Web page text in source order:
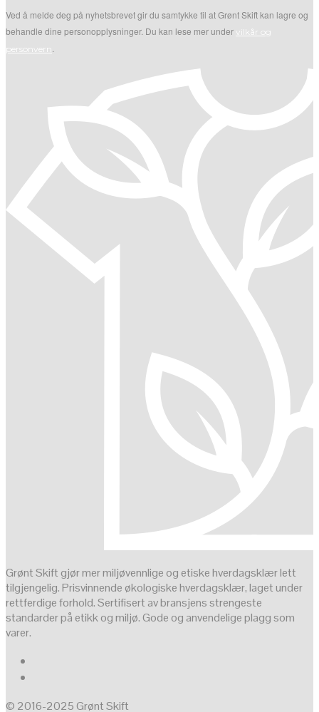
Ved å melde deg på nyhetsbrevet gir du samtykke til at Grønt Skift kan lagre og
behandle dine personopplysninger. Du kan lese mer under vilkår og
personvern
Grønt Skift gjør mer miljøvennlige og etiske hverdagsklær lett
tilgjengelig. Prisvinnende økologiske hverdagsklær, laget under
rettferdige forhold. Sertifisert av bransjens strengeste
standarder på etikk og miljø. Gode og anvendelige plagg som
varer.
© 2016-2025 Grønt Skift